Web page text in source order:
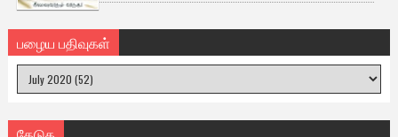
பழைய பதிவுகள்